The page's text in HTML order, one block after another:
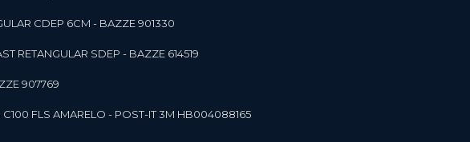
CDEP 6CM - BAZZE 901330
RETANGULAR SDEP - BAZZE 614519
907769
FLS AMARELO - POST-IT 3M HB004088165